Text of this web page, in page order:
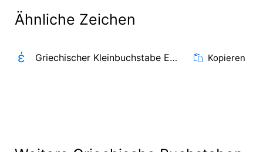
Ähnliche Zeichen
έ Griechischer Kleinbuchstabe Epsilon mit Tonos Kopieren